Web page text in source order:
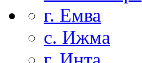
г. Емва
с. Ижма